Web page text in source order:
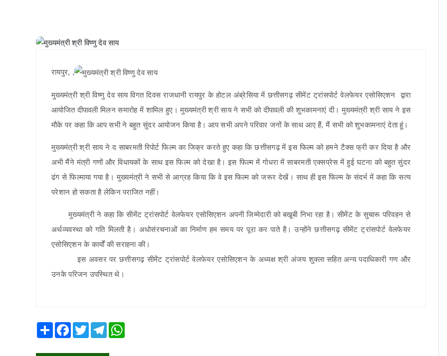
रायपुर, ,
मुख्यमंत्री श्री विष्णु देव साय विगत दिवस राजधानी रायपुर के होटल अंब्रेसिया में छत्तीसगढ़ सीमेंट ट्रांसपोर्ट वेलफेयर एसोसिएशन द्वारा
आयोजित दीपावली मिलन समारोह में शामिल हुए। मुख्यमंत्री श्री साय ने सभी को दीपावली की शुभकामनाएं दी। मुख्यमंत्री श्री साय ने इस
मौके पर कहा कि आप सभी ने बहुत सुंदर आयोजन किया है। आप सभी अपने परिवार जनों के साथ आए हैं, मैं सभी को शुभकामनाएं देता हूं।
मुख्यमंत्री श्री साय ने द साबरमती रिपोर्ट फिल्म का जिक्र करते हुए कहा कि छत्तीसगढ़ में इस फिल्म को हमने टैक्स फ्री कर दिया है और
अभी मैंने मंत्री गणों और विधायकों के साथ इस फिल्म को देखा है। इस फिल्म में गोधरा में साबरमती एक्सप्रेस में हुई घटना को बहुत सुंदर
ढंग से फिल्माया गया है। मुख्यमंत्री ने सभी से आग्रह किया कि वे इस फिल्म को जरूर देखें। साथ ही इस फिल्म के संदर्भ में कहा कि सत्य
परेशान हो सकता है लेकिन पराजित नहीं।
मुख्यमंत्री ने कहा कि सीमेंट ट्रांसपोर्ट वेलफेयर एसोसिएशन अपनी जिम्मेदारी को बखूबी निभा रहा है। सीमेंट के सुचारू परिवहन से
अर्थव्यवस्था को गति मिलती है। अधोसंरचनाओं का निर्माण हम समय पर पूरा कर पाते है। उन्होंने छत्तीसगढ़ सीमेंट ट्रांसपोर्ट वेलफेयर
एसोसिएशन के कार्यों की सराहना की।
इस अवसर पर छत्तीसगढ़ सीमेंट ट्रांसपोर्ट वेलफेयर एसोसिएशन के अध्यक्ष श्री अंजय शुक्ला सहित अन्य पदाधिकारी गण और
उनके परिजन उपस्थित थे।
Share Facebook
TwitterTelegram